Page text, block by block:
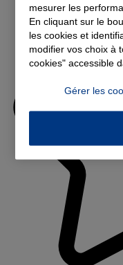
mesurer les
En cliquant sur le
les cookies et
modifier vos choix à
cookies" accessible
Gérer les